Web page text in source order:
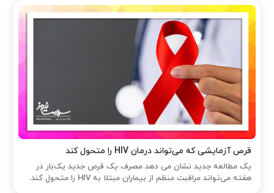
قرص آزمایشی که می‌تواند درمان HIV را متحول کند
یک مطالعه جدید نشان می دهد مصرف یک قرص جدید یک‌بار در
هفته می‌تواند مراقبت منظم از بیماران مبتلا به HIV را متحول کند.